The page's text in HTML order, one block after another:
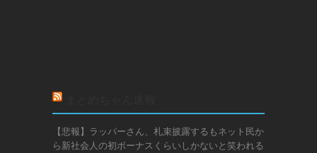
【悲報】ラッパーさん、札束披露するもネット民か
ら新社会人の初ボーナスくらいしかないと笑われる